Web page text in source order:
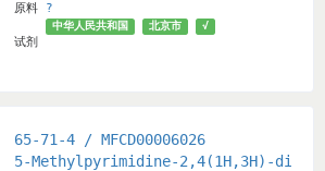
Tokyo, Japan
原料 ?
试剂
中华人民共和国 北京市 √
65-71-4 / MFCD00006026
5-Methylpyrimidine-2,4(1H,3H)-dione